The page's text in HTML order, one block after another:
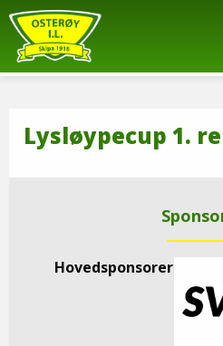
Lysløypecup 1.
Hovedsponsorer